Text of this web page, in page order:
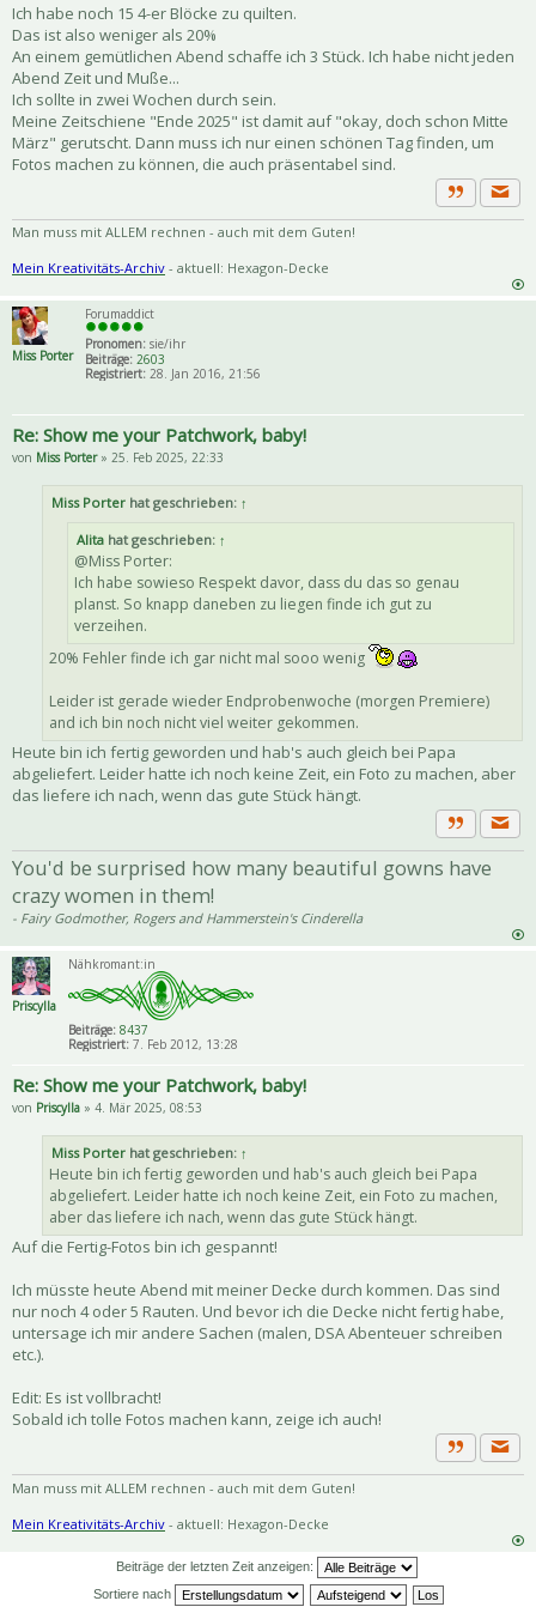
Ich habe noch 15 4-er Blöcke zu quilten.
Das ist also weniger als 20%
An einem gemütlichen Abend schaffe ich 3 Stück. Ich habe nicht jeden
Abend Zeit und Muße...
Ich sollte in zwei Wochen durch sein.
Meine Zeitschiene "Ende 2025" ist damit auf "okay, doch schon Mitte
März" gerutscht. Dann muss ich nur einen schönen Tag finden, um
Fotos machen zu können, die auch präsentabel sind.
Zitat
Man muss mit ALLEM rechnen - auch mit dem Guten!
Mein Kreativitäts-Archiv - aktuell: Hexagon-Decke
Miss Porter
Forumaddict
Pronomen: sie/ihr
Beiträge: 2603
Registriert: 28. Jan 2016, 21:56
Re: Show me your Patchwork, baby!
von Miss Porter» 25. Feb 2025, 22:33
Miss Porter hat geschrieben: ↑
Alita hat geschrieben: ↑
@Miss Porter:
Ich habe sowieso Respekt davor, dass du das so genau
planst. So knapp daneben zu liegen finde ich gut zu
verzeihen.
20% Fehler finde ich gar nicht mal sooo wenig
Leider ist gerade wieder Endprobenwoche (morgen Premiere)
and ich bin noch nicht viel weiter gekommen.
Heute bin ich fertig geworden und hab's auch gleich bei Papa
abgeliefert. Leider hatte ich noch keine Zeit, ein Foto zu machen, aber
das liefere ich nach, wenn das gute Stück hängt.
Zitat
You'd be surprised how many beautiful gowns have
crazy women in them!
- Fairy Godmother, Rogers and Hammerstein's Cinderella
Priscylla
Nähkromant:in
Beiträge: 8437
Registriert: 7. Feb 2012, 13:28
Re: Show me your Patchwork, baby!
von Priscylla » 4. Mär 2025, 08:53
Miss Porter hat geschrieben: ↑
Heute bin ich fertig geworden und hab's auch gleich bei Papa
abgeliefert. Leider hatte ich noch keine Zeit, ein Foto zu machen,
aber das liefere ich nach, wenn das gute Stück hängt.
Auf die Fertig-Fotos bin ich gespannt!
Ich müsste heute Abend mit meiner Decke durch kommen. Das sind
nur noch 4 oder 5 Rauten. Und bevor ich die Decke nicht fertig habe,
untersage ich mir andere Sachen (malen, DSA Abenteuer schreiben
etc.).
Edit: Es ist vollbracht!
Sobald ich tolle Fotos machen kann, zeige ich auch!
Zitat
Man muss mit ALLEM rechnen - auch mit dem Guten!
Mein Kreativitäts-Archiv - aktuell: Hexagon-Decke
Beiträge der letzten Zeit anzeigen:
Sortiere nach